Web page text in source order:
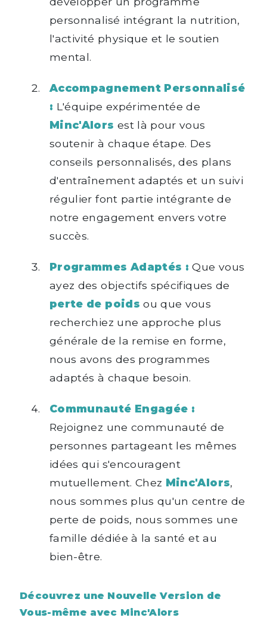
personnalisé intégrant la nutrition,
l'activité physique et le soutien
mental.
Accompagnement Personnalisé
: L'équipe expérimentée de
Minc'Alors est là pour vous
soutenir à chaque étape. Des
conseils personnalisés, des plans
d'entraînement adaptés et un suivi
régulier font partie intégrante de
notre engagement envers votre
succès.
Programmes Adaptés : Que vous
ayez des objectifs spécifiques de
perte de poids ou que vous
recherchiez une approche plus
générale de la remise en forme,
nous avons des programmes
adaptés à chaque besoin.
Communauté Engagée :
Rejoignez une communauté de
personnes partageant les mêmes
idées qui s'encouragent
mutuellement. Chez Minc'Alors,
nous sommes plus qu'un centre de
perte de poids, nous sommes une
famille dédiée à la santé et au
bien-être.
Découvrez une Nouvelle Version de
Vous-même avec Minc'Alors